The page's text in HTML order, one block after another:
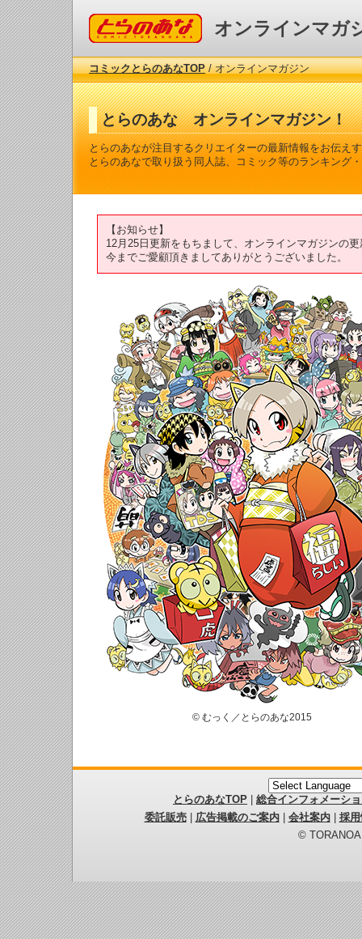
コミックとらのあな オンラインマガ
コミックとらのあなTOP/ オンラインマガジン
とらのあな オンラインマガジン！
とらのあなが注目するクリエイターの最新情報をお伝え
とらのあなで取り扱う同人誌、コミック等のランキング
【お知らせ】
12月25日更新をもちまして、オンラインマガジンの
今までご愛顧頂きましてありがとうございました。
© むっく／とらのあな2015
とらのあなTOP
総合インフォメーシ
委託販売| 広告掲載のご案内| 会社案内| 採
©